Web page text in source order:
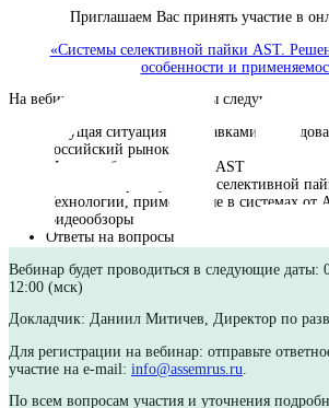
Уважаемые
Приглашаем Вас принять
особенности и
На вебинаре будут рассмотрены
Текущая ситуация с поставками
российский рынок
Основные преимущества
Технологии, применяемые в
Видеообзоры
Вебинар будет проводиться в
12:00 (мск)